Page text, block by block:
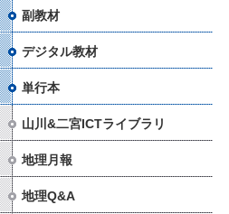
副教材
デジタル教材
単行本
山川&二宮ICTライブラリ
地理月報
地理Q&A